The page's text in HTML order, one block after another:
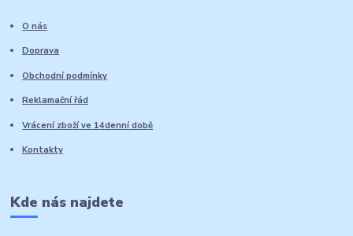
O nás
Doprava
Obchodní podmínky
Reklamační řád
Vrácení zboží ve 14denní době
Kontakty
Kde nás najdete